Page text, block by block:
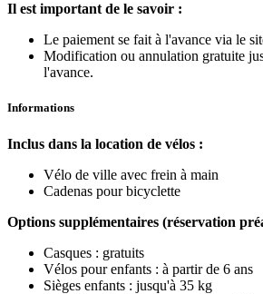
Il est important de le savoir :
Le paiement se fait à l'avance via le
Modification ou annulation gratuite
l'avance.
Informations
Inclus dans la location de vélos :
Vélo de ville avec frein à main
Cadenas pour bicyclette
Options supplémentaires (réservation
Casques : gratuits
Vélos pour enfants : à partir de 6 ans
Sièges enfants : jusqu'à 35 kg